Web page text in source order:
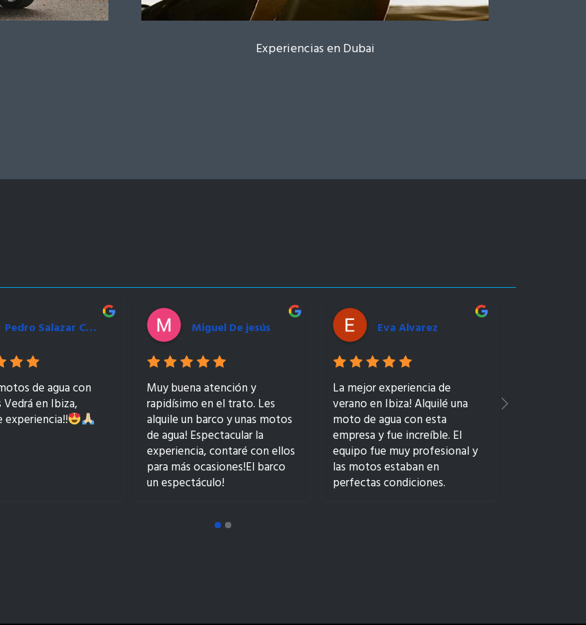
Experiencias en Dubai
Pedro Salazar Cazorla
de agua con
Vedrá en Ibiza,
experiencia!!
Miguel De jesús
Muy buena atención y
rapidísimo en el trato. Les
alquile un barco y unas motos
de agua! Espectacular la
experiencia, contaré con ellos
para más ocasiones!El barco
un espectáculo!
Eva Alvarez
La mejor experiencia de
verano en Ibiza! Alquilé una
moto de agua con esta
empresa y fue increíble. El
equipo fue muy profesional y
las motos estaban en
perfectas condiciones.